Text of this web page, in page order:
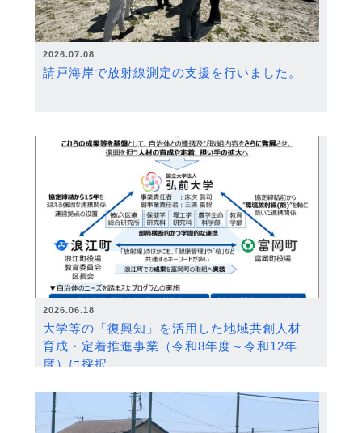
2026.07.08
請戸海岸で放射線測定の支援を行いました。
2026.06.18
大学等の「復興知」を活用した地域共創人材
育成・定着推進事業（令和8年度～令和12年
度）に採択